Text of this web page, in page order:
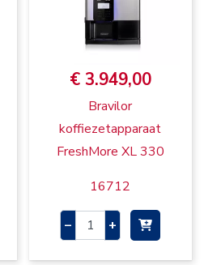
€ 3.949,00
Bravilor
koffiezetapparaat
FreshMore XL 330
16712
– +